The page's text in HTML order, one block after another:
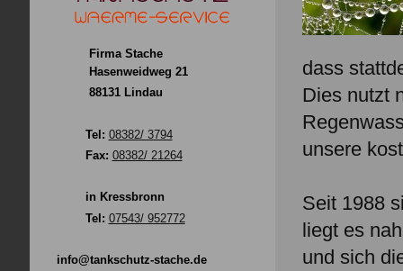
dass
Dies nutzt
unsere
Seit 1988
liegt es
und sich
Firma Stache
Hasenweidweg 21
88131 Lindau
Tel: 08382/ 3794
Fax: 08382/ 21264
in Kressbronn
Tel: 07543/ 952772
info@tankschutz-stache.de